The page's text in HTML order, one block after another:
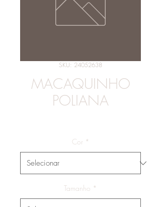
SKU: 24052638
MACAQUINHO
POLIANA
Cor *
Tamanho *